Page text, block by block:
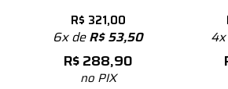
R$ 321,00
6x deR$53,50
R$288,90
no PIX